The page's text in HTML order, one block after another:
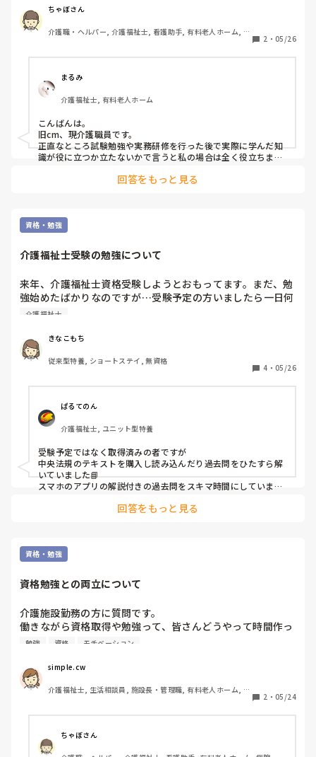
(１８０時間の実習のために仕事を休ませて貰えそうにない
し)
通過儀礼の意味合いの強い介護福祉士の試験と違って、ケア
勤務後も座学で学んだ知識をフル稼働して業務にあたるのだ
ろうと想像しているのですが…その引き出しが全くない状態
からのスタートです。
合格後の実務研修だけで、本当に仕事出来るようになるんだ
試験対策だけでなく実際に勤務した際の事も踏まえて、これ
はもっと勉強しておくんだった…とか
この知識は役に立ったなあ…とか、いやけっこう独学でもな
よろしくお願いいたします。
ちゃぼさん
介護職・ヘルパー, 介護福祉士, 看護助手, 有料老人ホーム, 病
2 ・ 05/26
まるみ
介護福祉士, 有料老人ホーム
こんばんは。
旧cm、現介護職員です。
正直なところ試験勉強や実務研修を行った後で実際に学んだ知
識が役に立つか立たないかで言うと私の場合は全く役立ちませ
勉強や実習ではケアマネジャーのケの字程度の知識だけです。
介護に業務を依頼する際のできる事、できない事、グレーゾー
ン等の書籍を読んでおく位でしょうか。
回答をもっと見る
資格・勉強
介護福祉士受験の勉強について
来年、介護福祉士資格受験しようとおもってます。まだ、勉
強始めたばかりなのですが…受験予定の方いましたら一日何
時間勉強されてますか？また、どのような勉強方法を取って
介護福祉士
きなこもち
従来型特養, ショートステイ, 無資格
4 ・ 05/26
ぱるてのん
介護福祉士, ユニット型特養
受験予定ではなく取得済みの者ですが
中央法規のテキストを購入し読み込んだり過去問をひたすら解
いていました📘
スマホのアプリの解説付きの過去問をスキマ時間にしていまし
参考になりますでしょうか？回答をもっと見る
資格・勉強
資格勉強との両立について
介護施設勤務の方に質問です。
働きながら資格取得や勉強って、皆さんどうやって時間作っ
ていますか？
仕事終わりだと疲れてしまって、なかなか継続できませ
ん…。
勉強 資格 モチベーション
simple.cw
介護福祉士, 生活相談員, 施設長・管理職, 有料老人ホーム, デ
2 ・ 05/24
ちゃぼさん